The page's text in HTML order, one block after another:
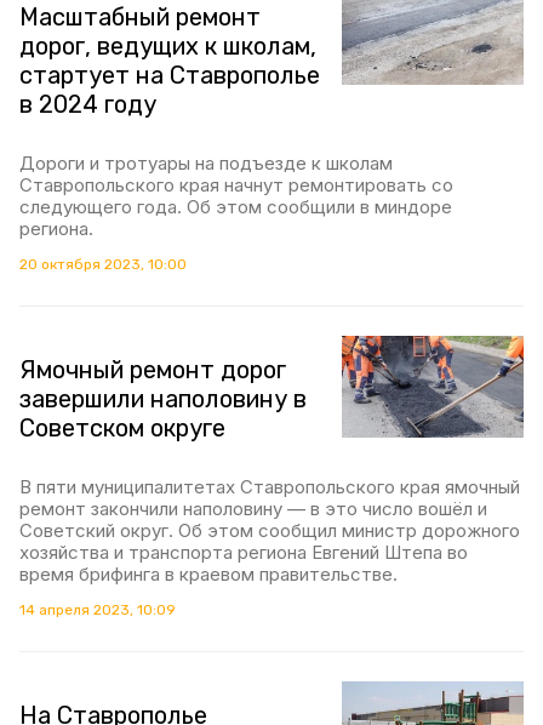
Масштабный ремонт
дорог, ведущих к школам,
стартует на Ставрополье
в 2024 году
Дороги и тротуары на подъезде к школам
Ставропольского края начнут ремонтировать со
следующего года. Об этом сообщили в миндоре
региона.
20 октября 2023, 10:00
Ямочный ремонт дорог
завершили наполовину в
Советском округе
В пяти муниципалитетах Ставропольского края ямочный
ремонт закончили наполовину — в это число вошёл и
Советский округ. Об этом сообщил министр дорожного
хозяйства и транспорта региона Евгений Штепа во
время брифинга в краевом правительстве.
14 апреля 2023, 10:09
На Ставрополье